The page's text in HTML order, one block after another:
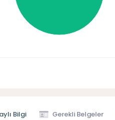
Bilgi Gerekli Belgeler